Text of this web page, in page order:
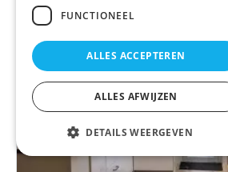
FUNCTIONEEL
ALLES ACCEPTEREN
ALLES AFWIJZEN
DETAILS WEERGEVEN